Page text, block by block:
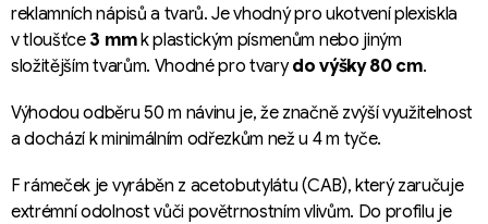
reklamních nápisů a tvarů. Je vhodný pro ukotvení plexiskla
v tloušťce 3 mmk plastickým písmenům nebo jiným
složitějším tvarům. Vhodné pro tvarydo výšky 80 cm.
Výhodou odběru 50 m návinu je, že značně zvýší využitelnost
a dochází k minimálním odřezkům než u 4 m tyče.
F rámeček je vyráběn z acetobutylátu (CAB), který zaručuje
extrémní odolnost vůči povětrnostním vlivům. Do profilu je